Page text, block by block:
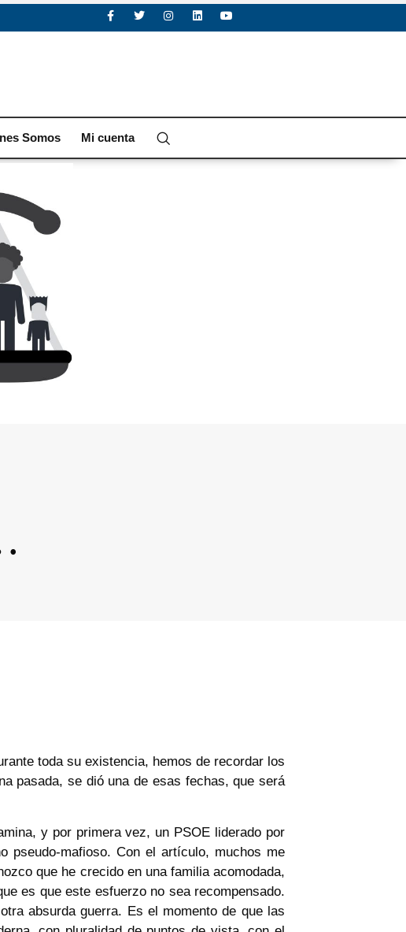
Somos Mi cuenta
toda su existencia, hemos de recordar los
pasada, se dió una de esas fechas, que será
y por primera vez, un PSOE liderado por
pseudo-mafioso. Con el artículo, muchos me
que he crecido en una familia acomodada,
es que este esfuerzo no sea recompensado.
absurda guerra. Es el momento de que las